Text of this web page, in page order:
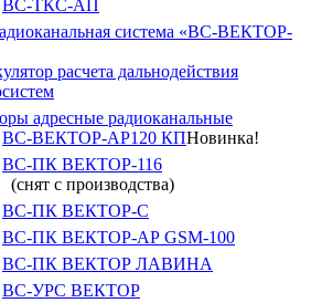
ВС-ТКС-АП
система «ВС-ВЕКТОР-
расчета дальнодействия
адресные радиоканальные
ВС-ВЕКТОР-АР120 КПНовинка!
ВС-ПК ВЕКТОР-116
(снят с производства)
ВС-ПК ВЕКТОР-С
ВС-ПК ВЕКТОР-АР GSM-100
ВС-ПК ВЕКТОР ЛАВИНА
ВС-УРС ВЕКТОР